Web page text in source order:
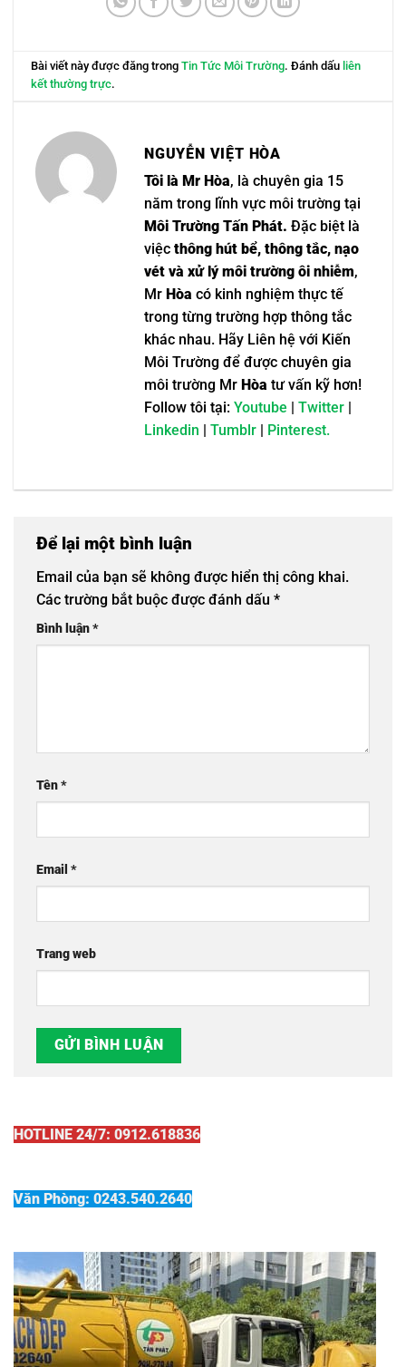
Bài viết này được đăng trongTin Tức Môi Trường. Đánh dấu liên
kết thường trực.
NGUYỄN VIỆT HÒA
Tôi là Mr Hòa, là chuyên gia 15
năm trong lĩnh vực môi trường tại
Môi Trường Tấn Phát. Đặc biệt là
việc thông hút bể, thông tắc, nạo
vét và xử lý môi trường ôi nhiễm,
Mr Hòa có kinh nghiệm thực tế
trong từng trường hợp thông tắc
khác nhau. Hãy Liên hệ với Kiến
Môi Trường để được chuyên gia
môi trường Mr Hòa tư vấn kỹ hơn!
Follow tôi tại: Youtube | Twitter |
Linkedin | Tumblr | Pinterest.
Để lại một bình luận
Email của bạn sẽ không được hiển thị công khai.
Các trường bắt buộc được đánh dấu *
Bình luận*
Tên*
Email *
Trang web
HOTLINE 24/7: 0912.618836
Văn Phòng: 0243.540.2640